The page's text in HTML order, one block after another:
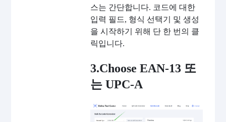
스는 간단합니다. 코드에 대한
입력 필드, 형식 선택기 및 생성
을 시작하기 위해 단 한 번의 클
릭입니다.
3.Choose EAN-13 또
는 UPC-A